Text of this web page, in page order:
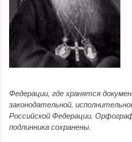
Федерации, где хранятся
законодательной,
Российской Федерации.
подлинника сохранены.